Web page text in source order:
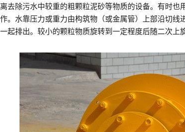
去除污水中较重的粗颗粒泥砂等物质的设备。有时
。水靠压力或重力由构筑物（或金属管）上部沿切
起排出。较小的颗粒物质旋转到一定程度后随二次上